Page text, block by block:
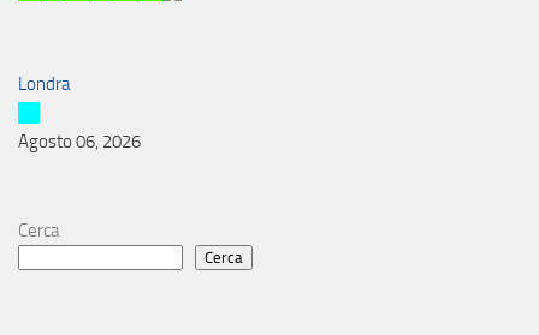
Londra
Agosto 06, 2026
Cerca
Cerca